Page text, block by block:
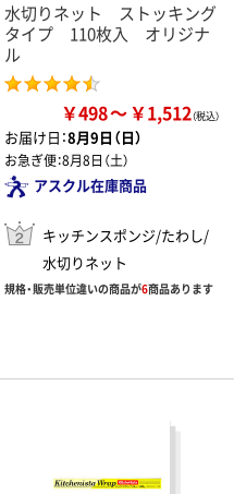
水切りネット ストッキング
タイプ 110枚入 オリジナ
ル
￥498 ￥1,512
お届け日：8月9日（日）
お急ぎ便：8月8日（土）
アスクル在庫商品
キッチンスポンジ/たわし/
水切りネット
規格・販売単位違いの商品が6商品あります